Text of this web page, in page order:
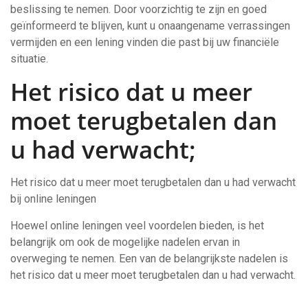
beslissing te nemen. Door voorzichtig te zijn en goed
geïnformeerd te blijven, kunt u onaangename verrassingen
vermijden en een lening vinden die past bij uw financiële
situatie.
Het risico dat u meer
moet terugbetalen dan
u had verwacht;
Het risico dat u meer moet terugbetalen dan u had verwacht
bij online leningen
Hoewel online leningen veel voordelen bieden, is het
belangrijk om ook de mogelijke nadelen ervan in
overweging te nemen. Een van de belangrijkste nadelen is
het risico dat u meer moet terugbetalen dan u had verwacht.